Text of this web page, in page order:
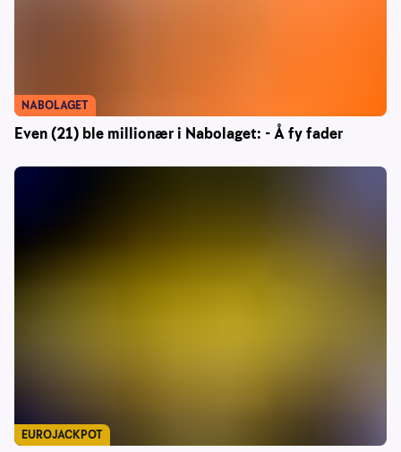
Even (21) ble millionær i Nabolaget: - Å fy fader
NABOLAGET
EUROJACKPOT